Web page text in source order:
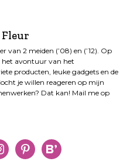
Fleur
van 2 meiden (’08) en (’12). Op
het avontuur van het
producten, leuke gadgets en de
je willen reageren op mijn
Dat kan! Mail me op
pinterestbloglovin